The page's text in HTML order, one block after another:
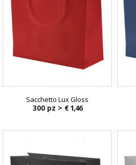
Sacchetto Lux Gloss
300 pz > € 1,46